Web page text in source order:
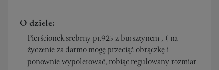
O dziele:
Pierścionek srebrny pr.925 z bursztynem , ( na
życzenie za darmo mogę przeciąć obrączkę i
ponownie wypolerować, robiąc regulowany rozmiar